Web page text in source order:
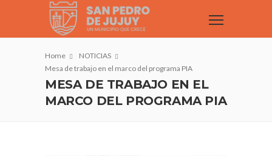
Home
NOTICIAS
Mesa de trabajo en el marco del programa PIA
MESA DE TRABAJO EN EL
MARCO DEL PROGRAMA PIA